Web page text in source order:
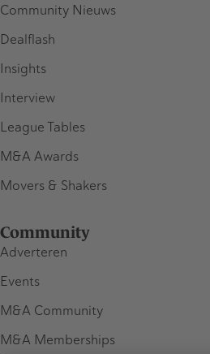
Community Nieuws
Dealflash
Insights
Interview
League Tables
M&A Awards
Movers & Shakers
Community
Adverteren
Events
M&A Community
M&A Memberships